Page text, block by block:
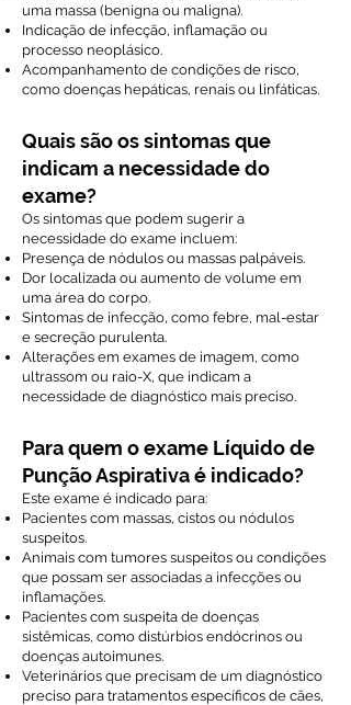
uma massa (benigna ou maligna).
Indicação de infecção, inflamação ou
processo neoplásico.
Acompanhamento de condições de risco,
como doenças hepáticas, renais ou linfáticas.
Quais são os sintomas que
indicam a necessidade do
exame?
Os sintomas que podem sugerir a
necessidade do exame incluem:
Presença de nódulos ou massas palpáveis.
Dor localizada ou aumento de volume em
uma área do corpo.
Sintomas de infecção, como febre, mal-estar
e secreção purulenta.
Alterações em exames de imagem, como
ultrassom ou raio-X, que indicam a
necessidade de diagnóstico mais preciso.
Para quem o exame Líquido de
Punção Aspirativa é indicado?
Este exame é indicado para:
Pacientes com massas, cistos ou nódulos
suspeitos.
Animais com tumores suspeitos ou condições
que possam ser associadas a infecções ou
inflamações.
Pacientes com suspeita de doenças
sistêmicas, como distúrbios endócrinos ou
doenças autoimunes.
Veterinários que precisam de um diagnóstico
preciso para tratamentos específicos de cães,